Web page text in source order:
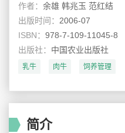
作者： 余雄 韩兆玉 范红结
出版时间： 2006-07
ISBN： 978-7-109-11045-8
出版社： 中国农业出版社
乳牛 肉牛 饲养管理
简介